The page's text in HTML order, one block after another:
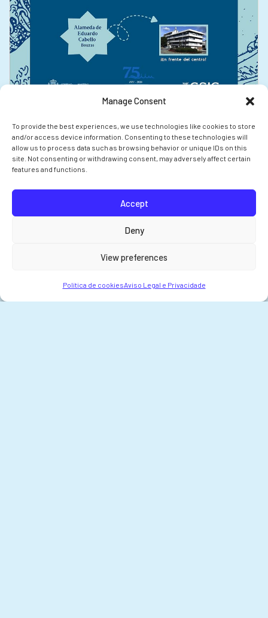
Manage Consent
To provide the best experiences, we use technologies like cookies to store
and/or access device information. Consenting to these technologies will
allow us to process data such as browsing behavior or unique IDs on this
site. Not consenting or withdrawing consent, may adversely affect certain
features and functions.
Accept
Deny
View preferences
Política de cookiesAviso Legal e Privacidade
ANTERIOR
A comunidade científica
mariña do CSIC reforza a súa
colaboración en Vigo no